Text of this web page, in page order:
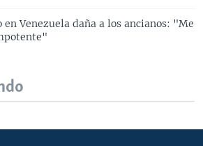
Venezuela daña a los ancianos: "Me